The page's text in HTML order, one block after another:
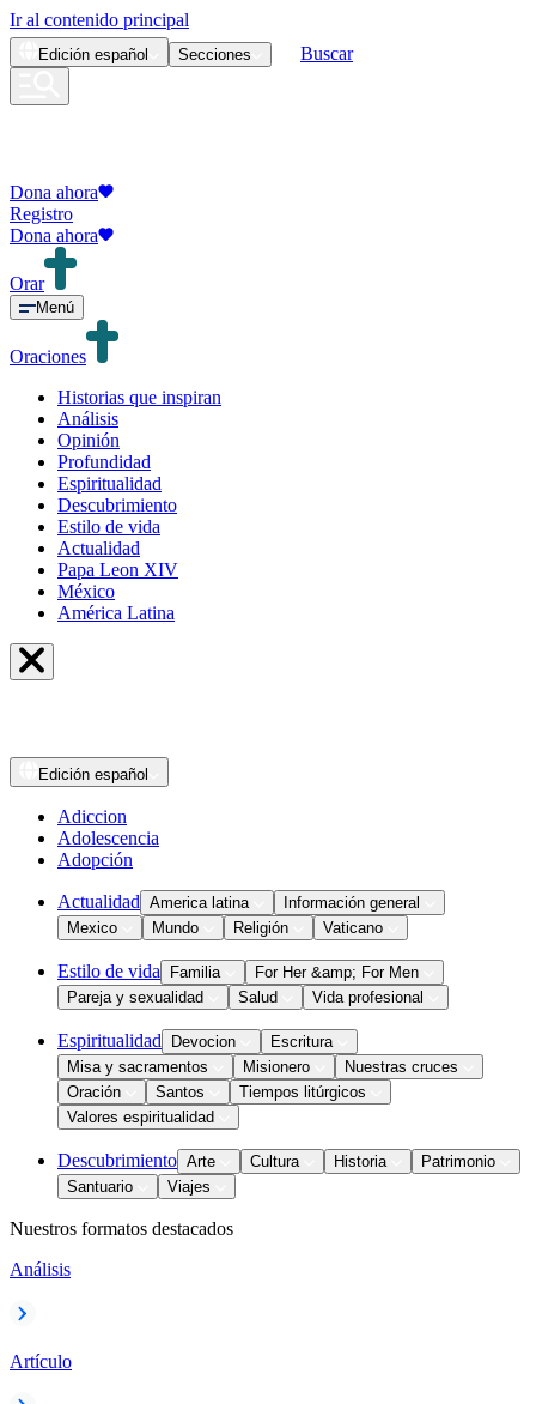
Ir al contenido principal
Edición español Secciones Buscar
Dona ahora
Registro
Dona ahora
Orar
Menú
Oraciones
Historias que inspiran
Análisis
Opinión
Profundidad
Espiritualidad
Descubrimiento
Estilo de vida
Actualidad
Papa Leon XIV
México
América Latina
Edición español
Adiccion
Adolescencia
Adopción
Actualidad America latina
Información general
Mexico
Mundo Religión Vaticano
Estilo de vida Familia
For Her &amp; For Men
Pareja y sexualidad
Salud Vida profesional
Espiritualidad Devocion
Escritura
Misa y sacramentos
Misionero
Nuestras cruces
Oración
Santos
Tiempos litúrgicos
Valores espiritualidad
Descubrimiento Arte Cultura Historia
Patrimonio
Santuario
Viajes
Nuestros formatos destacados
Análisis
Artículo